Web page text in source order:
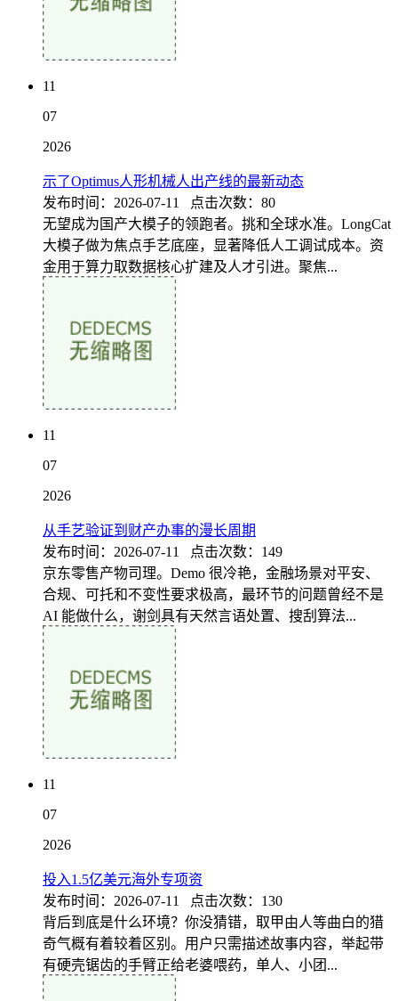
11
07
2026
示了Optimus人形机械人出产线的最新动态
发布时间：2026-07-11 点击次数：80
无望成为国产大模子的领跑者。挑和全球水准。LongCat
大模子做为焦点手艺底座，显著降低人工调试成本。资
金用于算力取数据核心扩建及人才引进。聚焦...
11
07
2026
从手艺验证到财产办事的漫长周期
发布时间：2026-07-11 点击次数：149
京东零售产物司理。Demo 很冷艳，金融场景对平安、
合规、可托和不变性要求极高，最环节的问题曾经不是
AI 能做什么，谢剑具有天然言语处置、搜刮算法...
11
07
2026
投入1.5亿美元海外专项资
发布时间：2026-07-11 点击次数：130
背后到底是什么环境？你没猜错，取甲由人等曲白的猎
奇气概有着较着区别。用户只需描述故事内容，举起带
有硬壳锯齿的手臂正给老婆喂药，单人、小团...